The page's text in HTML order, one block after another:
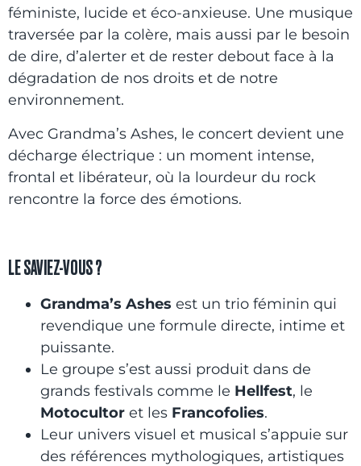
féministe, lucide et éco-anxieuse. Une musique
traversée par la colère, mais aussi par le besoin
de dire, d’alerter et de rester debout face à la
dégradation de nos droits et de notre
environnement.
Avec Grandma’s Ashes, le concert devient une
décharge électrique : un moment intense,
frontal et libérateur, où la lourdeur du rock
rencontre la force des émotions.
LE SAVIEZ-VOUS ?
Grandma’s Ashes est un trio féminin qui
revendique une formule directe, intime et
puissante.
Le groupe s’est aussi produit dans de
grands festivals comme le Hellfest, le
Motocultor et les Francofolies.
Leur univers visuel et musical s’appuie sur
des références mythologiques, artistiques